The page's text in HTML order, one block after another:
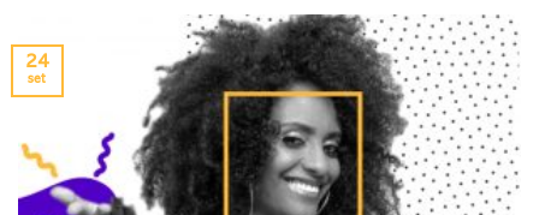
24
set